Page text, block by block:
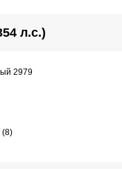
л.с.)
2979
(8)